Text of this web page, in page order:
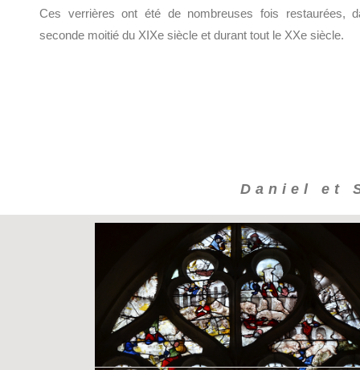
Ces verrières ont été de nombreuses fois restaurées,
seconde moitié du XIXe siècle et durant tout le XXe siècle.
Daniel et